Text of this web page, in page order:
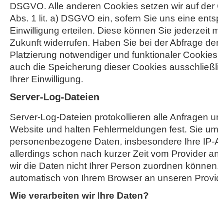
DSGVO. Alle anderen Cookies setzen wir auf
Abs. 1 lit. a) DSGVO ein, sofern Sie uns eine
Einwilligung erteilen. Diese können Sie jederzeit
Zukunft widerrufen. Haben Sie bei der Abfrage
Platzierung notwendiger und funktionaler
auch die Speicherung dieser Cookies
Ihrer Einwilligung.
Server-Log-Dateien
Server-Log-Dateien protokollieren alle Anfragen
Website und halten Fehlermeldungen fest. Sie
personenbezogene Daten, insbesondere Ihre
allerdings schon nach kurzer Zeit vom Provider
wir die Daten nicht Ihrer Person zuordnen
automatisch von Ihrem Browser an unseren
Wie verarbeiten wir Ihre Daten?